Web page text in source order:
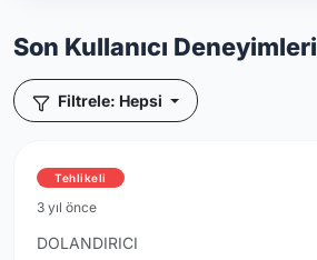
Son Kullanıcı Deneyimleri
Filtrele: Hepsi
Tehlikeli
3 yıl önce
DOLANDIRICI